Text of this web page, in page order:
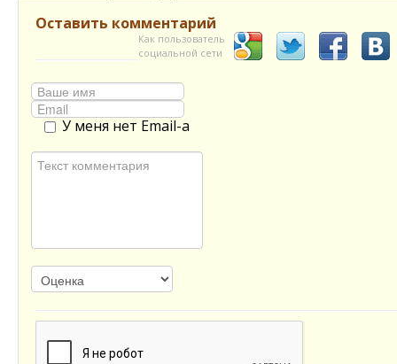
Оставить комментарий
Как пользователь
социальной сети
У меня нет Email-а